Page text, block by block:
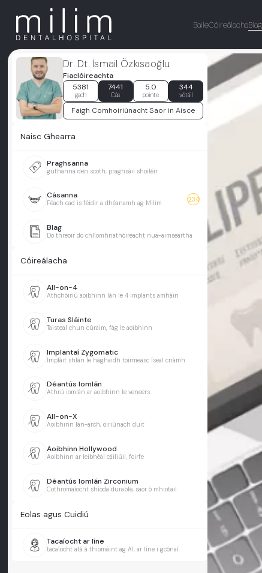
BaileCóireálachaBlag
Dr. Dt. İsmail Özkısaoğlu
Fiaclóireachta
5381
gach
7441
Cás
5.0
pointe
344
vótáil
Faigh Comhoiriúnacht Saor in Aisce
Naisc Ghearra
Praghsanna
guthanna den scoth, praghsáil shoiléir
Cásanna
Féach cad is féidir a dhéanamh ag Milim 234
Blag
Do threoir do chlíomhnathóireacht nua-aimseartha
Cóireálacha
All-on-4
Athchóiriú aoibhinn lán le 4 implants amháin
Turas Sláinte
Taisteal chun cúraim, fág le aoibhinn
Implantaí Zygomatic
Impláit shlán le haghaidh toirmeasc íseal cnámh
Déantús Iomlán
Athrú iomlán ar aoibhinn le veneers
All-on-X
Aoibhinn lán-arch, oiriúnach duit
Aoibhinn Hollywood
Aoibhinn ar leibhéal cáiliúil, foirfe
Déantús Iomlán Zirconium
Cothromaíocht shíoda durable, saor ó mhiotail
Eolas agus Cuidiú
Tacaíocht ar líne
tacaíocht atá á thiomáint ag AI, ar líne i gcónaí